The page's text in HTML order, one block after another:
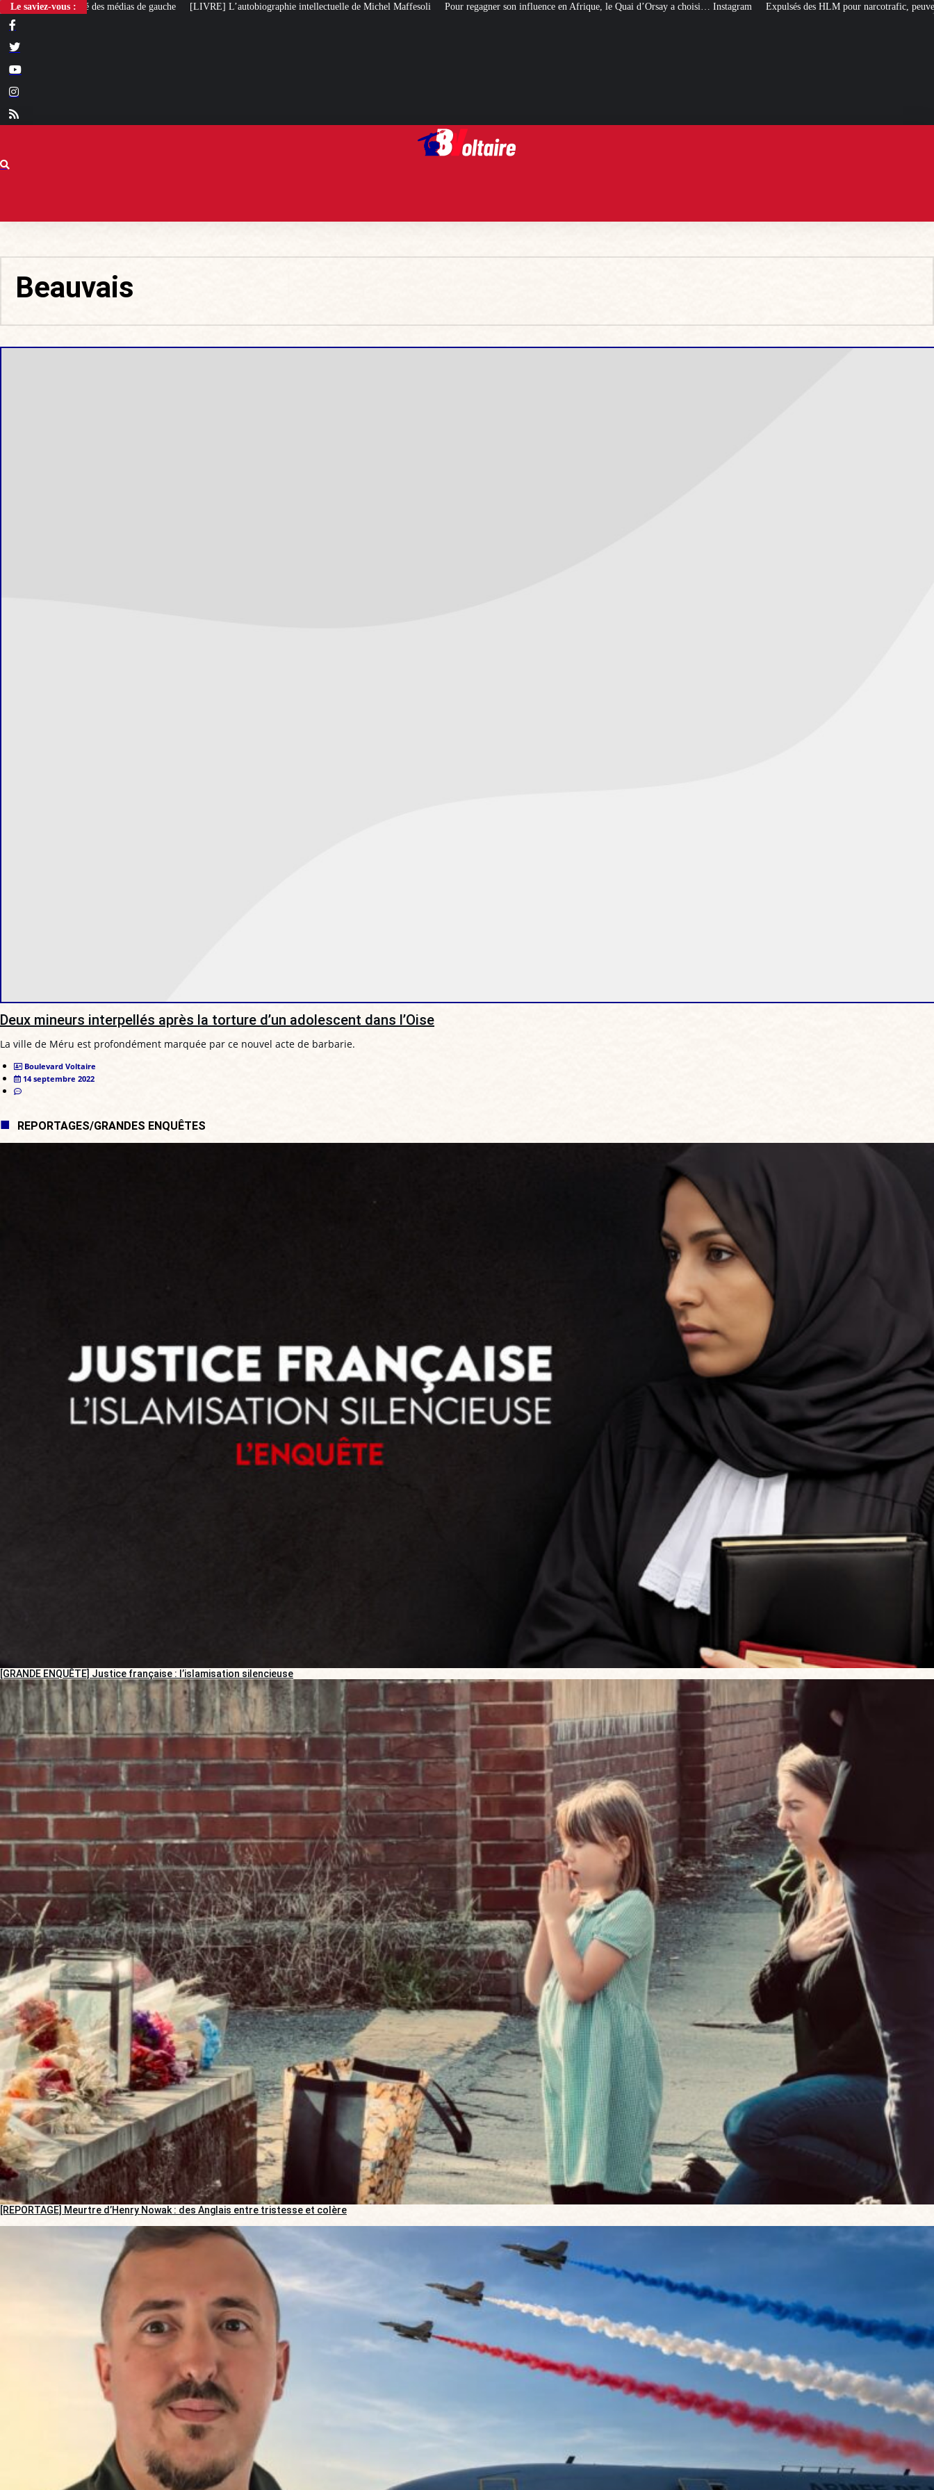
Le saviez-vous : [LIVRE] L’autobiographie intellectuelle de Michel Maffesoli Pour regagner son influence en Afrique, le Quai d’Orsay a choisi… Instagram Expulsés des HLM pour narcotrafic, peuvent-ils obtenir un nouveau
Beauvais
Deux mineurs interpellés après la torture d’un adolescent dans l’Oise
La ville de Méru est profondément marquée par ce nouvel acte de barbarie.
Boulevard Voltaire
14 septembre 2022
REPORTAGES/GRANDES ENQUÊTES
[GRANDE ENQUÊTE] Justice française : l’islamisation silencieuse
[REPORTAGE] Meurtre d’Henry Nowak : des Anglais entre tristesse et colère